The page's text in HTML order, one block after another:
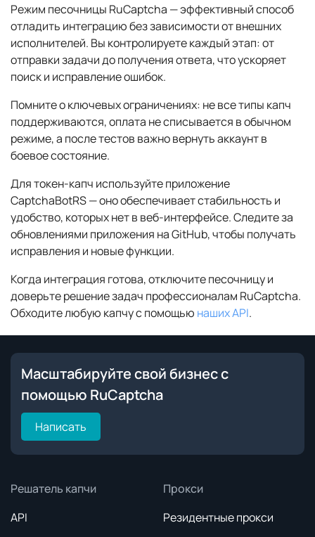
Режим песочницы RuCaptcha — эффективный способ
отладить интеграцию без зависимости от внешних
исполнителей. Вы контролируете каждый этап: от
отправки задачи до получения ответа, что ускоряет
поиск и исправление ошибок.
Помните о ключевых ограничениях: не все типы капч
поддерживаются, оплата не списывается в обычном
режиме, а после тестов важно вернуть аккаунт в
боевое состояние.
Для токен-капч используйте приложение
CaptchaBotRS — оно обеспечивает стабильность и
удобство, которых нет в веб-интерфейсе. Следите за
обновлениями приложения на GitHub, чтобы получать
исправления и новые функции.
Когда интеграция готова, отключите песочницу и
доверьте решение задач профессионалам RuCaptcha.
Обходите любую капчу с помощью наших API.
Масштабируйте свой бизнес с
помощью RuCaptcha
Написать
Решатель капчи
API
Прокси
Резидентные прокси